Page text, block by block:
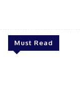
Must Read